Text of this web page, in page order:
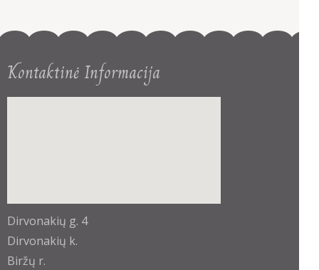
Kontaktinė Informacija
Dirvonakių g. 4
Dirvonakių k.
Biržų r.